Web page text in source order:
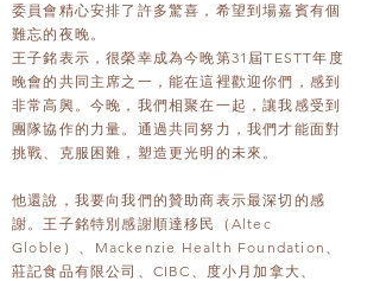
委員會精心安排了許多驚喜，希望到場嘉賓有個
難忘的夜晚。
王子銘表示，很榮幸成為今晚第31屆TESTT年度
晚會的共同主席之一，能在這裡歡迎你們，感到
非常高興。今晚，我們相聚在一起，讓我感受到
團隊協作的力量。通過共同努力，我們才能面對
挑戰、克服困難，塑造更光明的未來。
他還說，我要向我們的贊助商表示最深切的感
謝。王子銘特別感謝順達移民（Altec
Globle）、Mackenzie Health Foundation、
莊記食品有限公司、CIBC、度小月加拿大、